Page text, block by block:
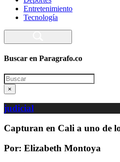
Entretenimiento
Tecnología
Buscar en Paragrafo.co
Search
×
judicial
Capturan en Cali a uno de
Por: Elizabeth Montoya